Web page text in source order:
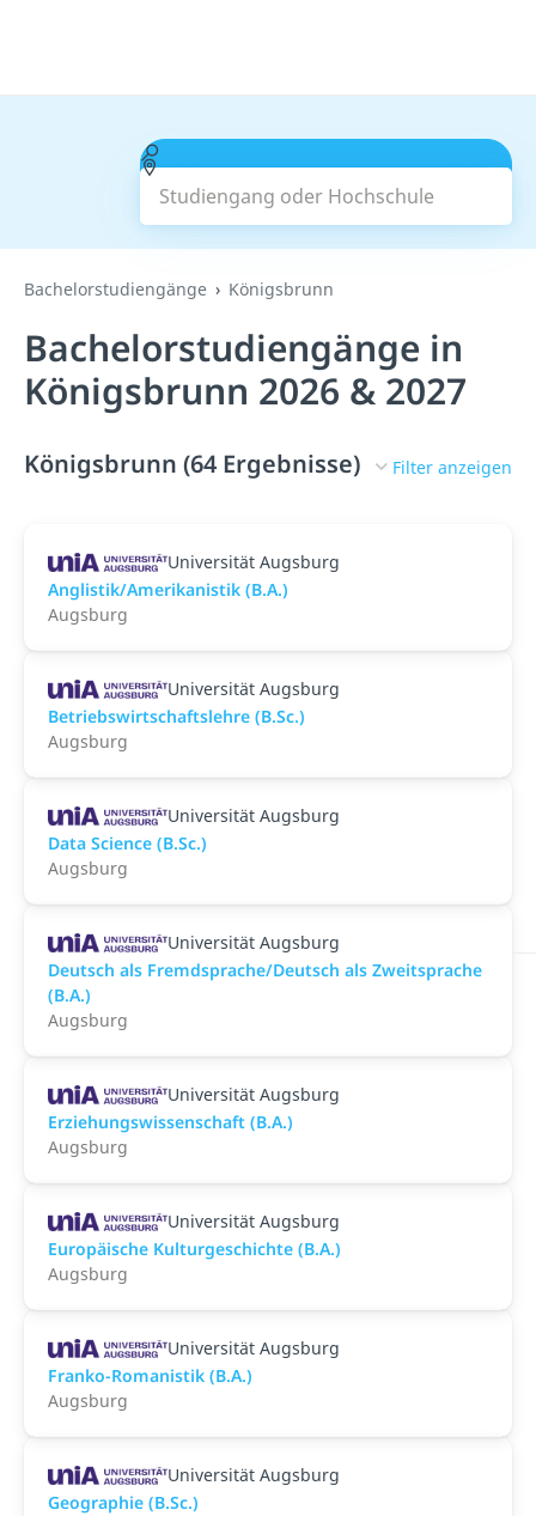
Studiengang oder Hochschule
Suchen
Bachelorstudiengänge Königsbrunn
Bachelorstudiengänge in
Königsbrunn 2026 & 2027
Königsbrunn (64 Ergebnisse) Filter anzeigen
Universität Augsburg
Anglistik/Amerikanistik (B.A.)
Augsburg
Universität Augsburg
Betriebswirtschaftslehre (B.Sc.)
Augsburg
Universität Augsburg
Data Science (B.Sc.)
Augsburg
Universität Augsburg
Deutsch als Fremdsprache/Deutsch als Zweitsprache
(B.A.)
Augsburg
Universität Augsburg
Erziehungswissenschaft (B.A.)
Augsburg
Universität Augsburg
Europäische Kulturgeschichte (B.A.)
Augsburg
Universität Augsburg
Franko-Romanistik (B.A.)
Augsburg
Universität Augsburg
Geographie (B.Sc.)